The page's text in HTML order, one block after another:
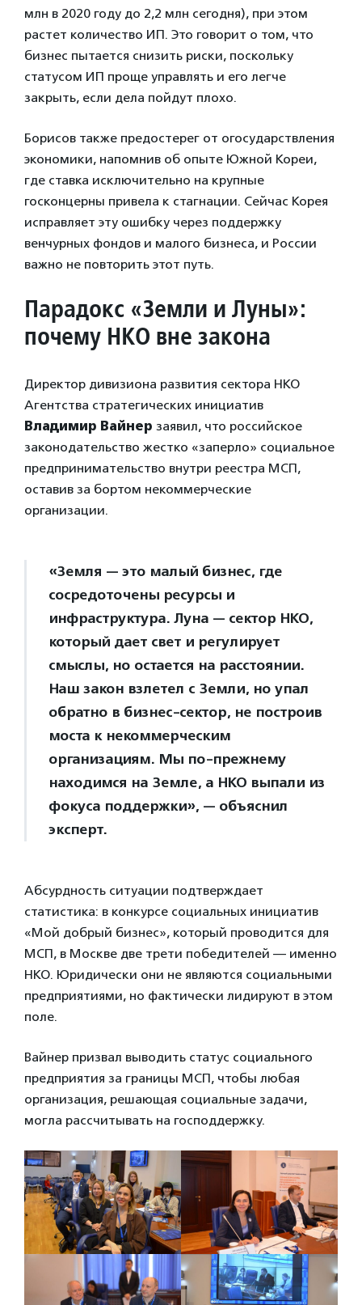
млн в 2020 году до 2,2 млн сегодня), при этом
растет количество ИП. Это говорит о том, что
бизнес пытается снизить риски, поскольку
статусом ИП проще управлять и его легче
закрыть, если дела пойдут плохо.
Борисов также предостерег от огосударствления
экономики, напомнив об опыте Южной Кореи,
где ставка исключительно на крупные
госконцерны привела к стагнации. Сейчас Корея
исправляет эту ошибку через поддержку
венчурных фондов и малого бизнеса, и России
важно не повторить этот путь.
Парадокс «Земли и Луны»:
почему НКО вне закона
Директор дивизиона развития сектора НКО
Агентства стратегических инициатив
Владимир Вайнер заявил, что российское
законодательство жестко «заперло» социальное
предпринимательство внутри реестра МСП,
оставив за бортом некоммерческие
организации.
«Земля — это малый бизнес, где
сосредоточены ресурсы и
инфраструктура. Луна — сектор НКО,
который дает свет и регулирует
смыслы, но остается на расстоянии.
Наш закон взлетел с Земли, но упал
обратно в бизнес-сектор, не построив
моста к некоммерческим
организациям. Мы по-прежнему
находимся на Земле, а НКО выпали из
фокуса поддержки», — объяснил
эксперт.
Абсурдность ситуации подтверждает
статистика: в конкурсе социальных инициатив
«Мой добрый бизнес», который проводится для
МСП, в Москве две трети победителей — именно
НКО. Юридически они не являются социальными
предприятиями, но фактически лидируют в этом
поле.
Вайнер призвал выводить статус социального
предприятия за границы МСП, чтобы любая
организация, решающая социальные задачи,
могла рассчитывать на господдержку.